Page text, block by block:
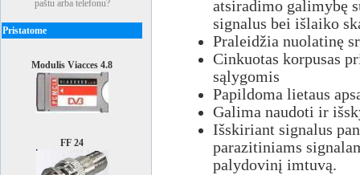
paštu arba telefonu?
Pristatome
Modulis Viacces 4.8
FF 24
atsiradimo galimybę
signalus bei išlaiko
Praleidžia nuolatinę
Cinkuotas korpusas
sąlygomis
Papildoma lietaus
Galima naudoti ir
Išskiriant signalus
parazitiniams
palydovinį imtuvą.